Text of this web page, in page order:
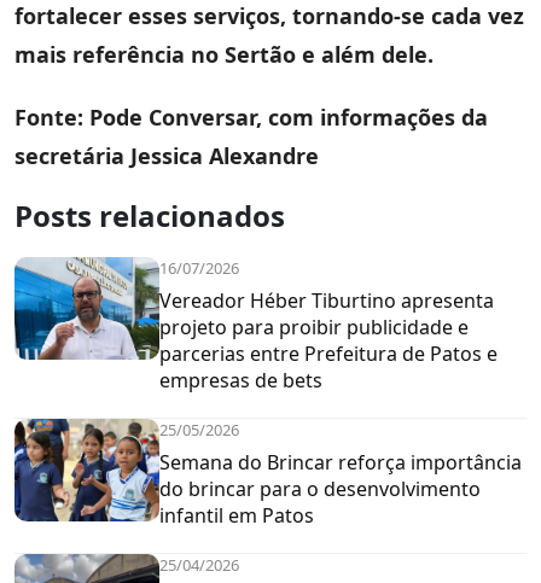
fortalecer esses serviços, tornando-se cada vez
mais referência no Sertão e além dele.
Fonte: Pode Conversar, com informações da
secretária Jessica Alexandre
Posts relacionados
16/07/2026
Vereador Héber Tiburtino apresenta
projeto para proibir publicidade e
parcerias entre Prefeitura de Patos e
empresas de bets
25/05/2026
Semana do Brincar reforça importância
do brincar para o desenvolvimento
infantil em Patos
25/04/2026